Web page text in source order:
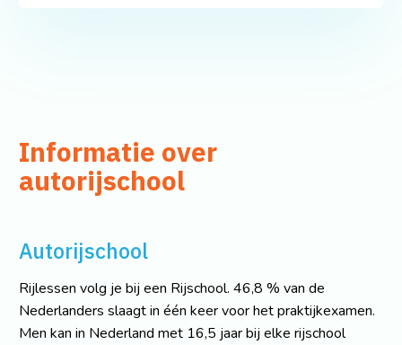
Informatie over
autorijschool
Autorijschool
Rijlessen volg je bij een Rijschool. 46,8 % van de
Nederlanders slaagt in één keer voor het praktijkexamen.
Men kan in Nederland met 16,5 jaar bij elke rijschool